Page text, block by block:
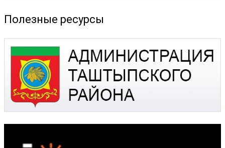
Полезные ресурсы